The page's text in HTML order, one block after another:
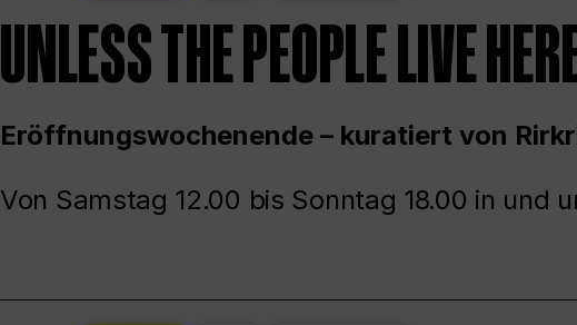
UNLESS THE PEOPLE LIVE
Eröffnungswochenende – kuratiert von
Von Samstag 12.00 bis Sonntag 18.00 in und